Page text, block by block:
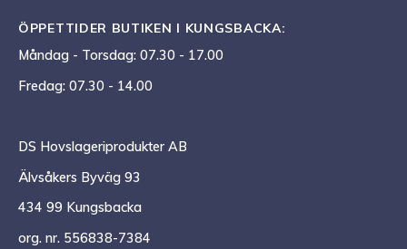
ÖPPETTIDER BUTIKEN I KUNGSBACKA:
Måndag - Torsdag: 07.30 - 17.00
Fredag: 07.30 - 14.00
DS Hovslageriprodukter AB
Älvsåkers Byväg 93
434 99 Kungsbacka
org. nr. 556838-7384